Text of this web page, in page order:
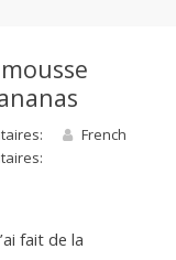
French
fait de la